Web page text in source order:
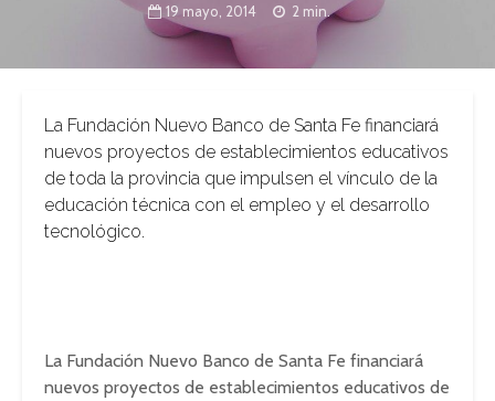
19 mayo, 2014 2 min.
La Fundación Nuevo Banco de Santa Fe financiará
nuevos proyectos de establecimientos educativos
de toda la provincia que impulsen el vínculo de la
educación técnica con el empleo y el desarrollo
tecnológico.
La Fundación Nuevo Banco de Santa Fe financiará
nuevos proyectos de establecimientos educativos de